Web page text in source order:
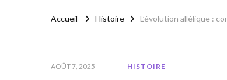
Accueil Histoire L’évolution allélique :
AOÛT 7, 2025 HISTOIRE